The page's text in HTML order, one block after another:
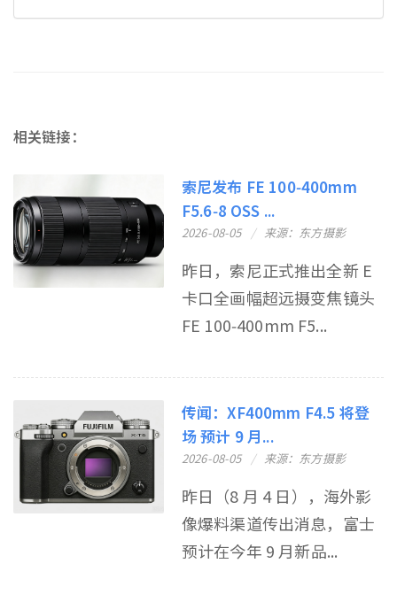
相关链接：
索尼发布 FE 100‑400mm
F5.6‑8 OSS ...
2026-08-05 来源：东方摄影
昨日，索尼正式推出全新 E
卡口全画幅超远摄变焦镜头
FE 100‑400mm F5...
传闻：XF400mm F4.5 将登
场 预计 9 月...
2026-08-05 来源：东方摄影
昨日（8 月 4 日），海外影
像爆料渠道传出消息，富士
预计在今年 9 月新品...